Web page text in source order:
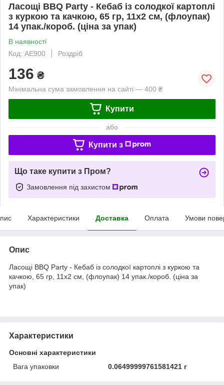
Ласощі BBQ Party - Кебаб із солодкої картоплі
з куркою та качкою, 65 гр, 11x2 см, (флоупак)
14 упак./короб. (ціна за упак)
В наявності
Код: AE900
Роздріб
136 ₴
Мінімальна сума замовлення на сайті — 400 ₴
Купити
або
Купити з
Що таке купити з Пром?
Замовлення під захистом
Характеристики Доставка Оплата Умови
Опис
Ласощі BBQ Party - Кебаб із солодкої картоплі з куркою та
качкою, 65 гр, 11x2 см, (флоупак) 14 упак./короб. (ціна за
упак)
Характеристики
Основні характеристики
Вага упаковки
0.06499999761581421 г